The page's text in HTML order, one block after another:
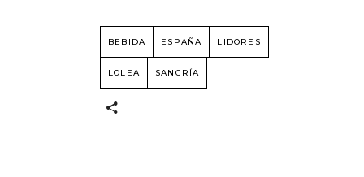
BEBIDA ESPAÑA LIDORES
LOLEA SANGRÍA